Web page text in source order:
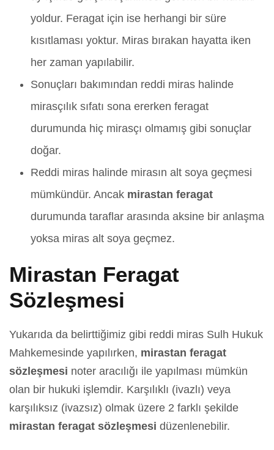
yoldur. Feragat için ise herhangi bir süre
kısıtlaması yoktur. Miras bırakan hayatta iken
her zaman yapılabilir.
Sonuçları bakımından reddi miras halinde
mirasçılık sıfatı sona ererken feragat
durumunda hiç mirasçı olmamış gibi sonuçlar
doğar.
Reddi miras halinde mirasın alt soya geçmesi
mümkündür. Ancak mirastan feragat
durumunda taraflar arasında aksine bir anlaşma
yoksa miras alt soya geçmez.
Mirastan Feragat
Sözleşmesi
Yukarıda da belirttiğimiz gibi reddi miras Sulh Hukuk
Mahkemesinde yapılırken, mirastan feragat
sözleşmesi noter aracılığı ile yapılması mümkün
olan bir hukuki işlemdir. Karşılıklı (ivazlı) veya
karşılıksız (ivazsız) olmak üzere 2 farklı şekilde
mirastan feragat sözleşmesi düzenlenebilir.